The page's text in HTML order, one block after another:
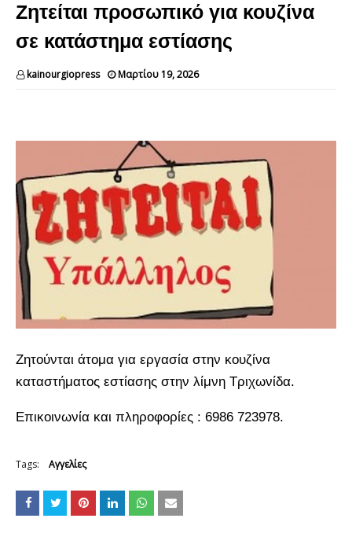
Ζητείται προσωπικό για κουζίνα
σε κατάστημα εστίασης
kainourgiopress Μαρτίου 19, 2026
Ζητούνται άτομα για εργασία στην κουζίνα
καταστήματος εστίασης στην λίμνη Τριχωνίδα.
Επικοινωνία και πληροφορίες : 6986 723978.
Tags: Αγγελίες